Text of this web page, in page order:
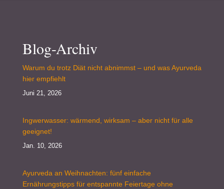
Blog-Archiv
Warum du trotz Diät nicht abnimmst – und was Ayurveda
hier empfiehlt
Juni 21, 2026
Ingwerwasser: wärmend, wirksam – aber nicht für alle
geeignet!
Jan. 10, 2026
Ayurveda an Weihnachten: fünf einfache
Ernährungstipps für entspannte Feiertage ohne